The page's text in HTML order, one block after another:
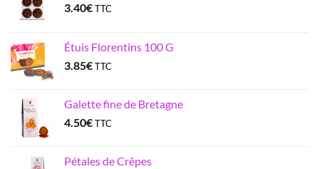
3.40€TTC
Étuis Florentins 100 G
3.85€TTC
Galette fine de Bretagne
4.50€TTC
Pétales de Crêpes